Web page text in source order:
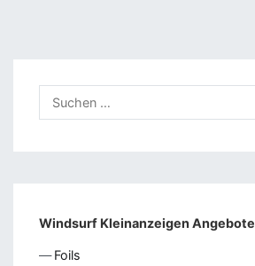
Suchen
nach:
Windsurf Kleinanzeigen Angebote
Foils